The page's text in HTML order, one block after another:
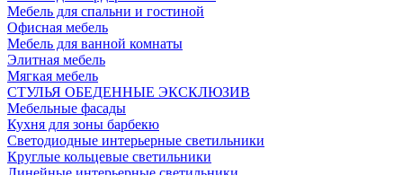
Мебель для спальни и гостиной
Офисная мебель
Мебель для ванной комнаты
Элитная мебель
Мягкая мебель
СТУЛЬЯ ОБЕДЕННЫЕ ЭКСКЛЮЗИВ
Мебельные фасады
Кухня для зоны барбекю
Светодиодные интерьерные светильники
Круглые кольцевые светильники